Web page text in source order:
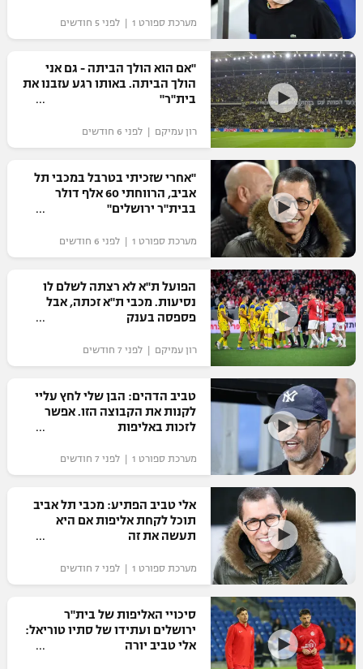
"מחצית בשכונה" – פודקאסט
משתתפים וזוכים בפרסים
תקנון משתתפים וזוכים בפרסים
תקנון עבור פעילות אלקטרה
תקנון עבור פעילות ספורט 1 – "מרלן"
טניס
גיימינג E-Sports
תנאי שימוש
מדיניות פרטיות
תקנון פעילות ספורט 1
רשיון להקרנה פומבית לבית עסק
הצטרפות לחבילת הערוצים
לוח דרושים – ג'ובנט
המגזין
ספורט מוטורי
כדורמים
פוטבול אמריקאי NFL
בייסבול MLB
ספורט אתגרי ואקסטרים
אומנויות לחימה
גיימינג E-Sports
מערכת ספורט 1 | לפני 5 חודשים
"אם הוא הולך הביתה - גם אני
הולך הביתה. באותו רגע עזבנו את
בית"ר"
רון עמיקם | לפני 6 חודשים
"אחרי שזכיתי בטרבל במכבי תל
אביב, הרווחתי 60 אלף דולר
בבית"ר ירושלים"
מערכת ספורט 1 | לפני 6 חודשים
הפועל ת"א לא רצתה לשלם לו
נסיעות. מכבי ת"א זכתה, אבל
פספסה בענק
רון עמיקם | לפני 7 חודשים
טביב הדהים: הבן שלי לחץ עליי
לקנות את הקבוצה הזו. אפשר
לזכות באליפות
מערכת ספורט 1 | לפני 7 חודשים
אלי טביב הפתיע: מכבי תל אביב
תוכל לקחת אליפות אם היא
תעשה את זה
מערכת ספורט 1 | לפני 7 חודשים
סיכויי האליפות של בית"ר
ירושלים ועתידו של סתיו טוריאל:
אלי טביב יורה